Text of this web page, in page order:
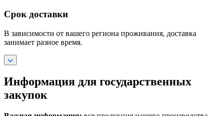
Срок доставки
В зависимости от вашего региона проживания, доставка
занимает разное время.
Информация для государственных
закупок